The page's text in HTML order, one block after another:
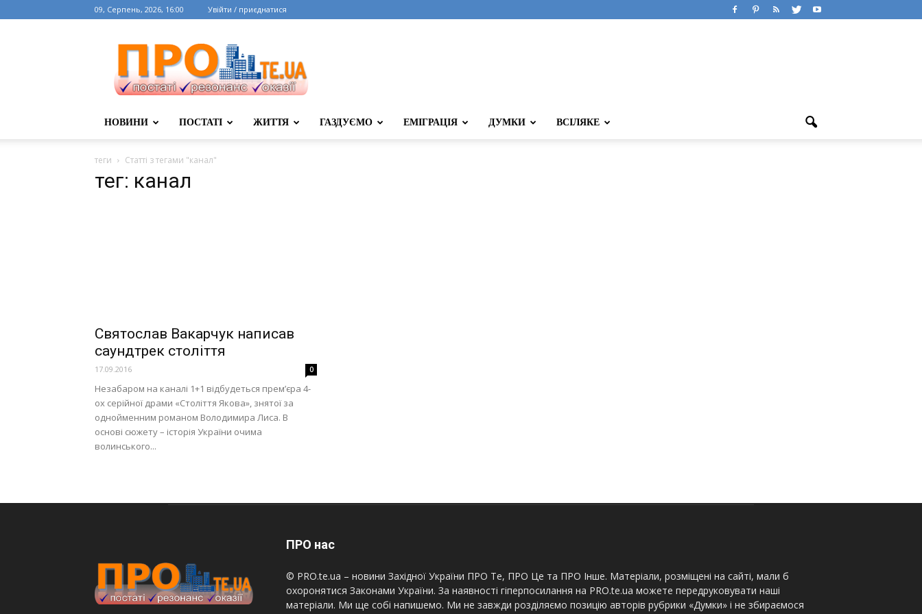
09, Серпень, 2026, 16:00 Увійти / приєднатися
НОВИНИ ПОСТАТІ ЖИТТЯ ГАЗДУЄМО ЕМІГРАЦІЯ ДУМКИ ВСІЛЯКЕ
теги Статті з тегами "канал"
тег: канал
Святослав Вакарчук написав
саундтрек століття
17.09.2016 0
Незабаром на каналі 1+1 відбудеться прем’єра 4-
ох серійної драми «Століття Якова», знятої за
однойменним романом Володимира Лиса. В
основі сюжету – історія України очима
волинського...
ПРО нас
© PRO.te.ua – новини Західної України ПРО Те, ПРО Це та ПРО Інше. Матеріали, розміщені на сайті, мали б
охоронятися Законами України. За наявності гіперпосилання на PRO.te.ua можете передруковувати наші
матеріали. Ми ще собі напишемо. Ми не завжди розділяємо позицію авторів рубрики «Думки» і не збираємося